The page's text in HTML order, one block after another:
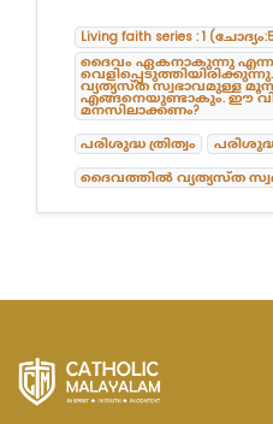
Living faith series : 1
ദൈവം ഏകനാകുന്നു
വ്യത്യസ്ത സ്വഭാവമുള്ള
എങ്ങനെയുണ്ടാകും. ഈ
മനസിലാക്കണം?
പരിശുദ്ധ ത്രിത്വം
ദൈവത്തിൽ വ്യത്യസ്ത